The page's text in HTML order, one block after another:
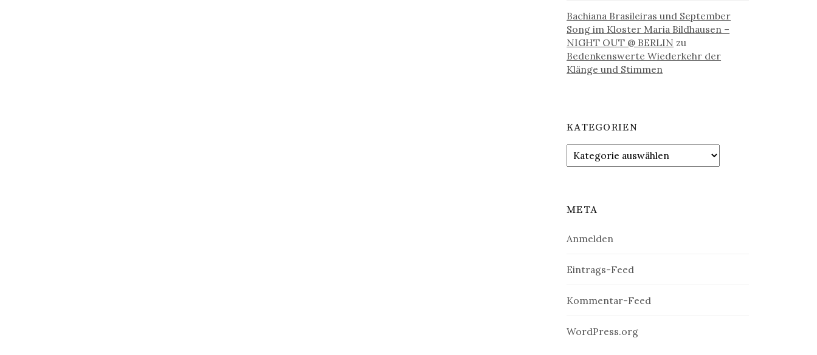
Bachiana Brasileiras und September
Song im Kloster Maria Bildhausen –
NIGHT OUT @ BERLIN zu
Bedenkenswerte Wiederkehr der
Klänge und Stimmen
KATEGORIEN
Kategorien
META
Anmelden
Eintrags-Feed
Kommentar-Feed
WordPress.org